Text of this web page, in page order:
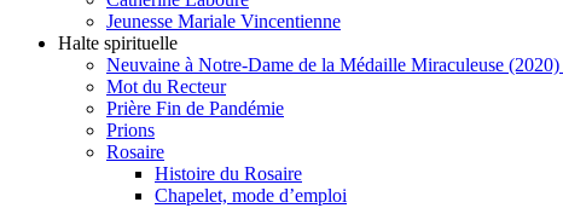
Jeunesse Mariale Vincentienne
Halte spirituelle
Neuvaine à Notre-Dame de la Médaille Miraculeuse
Mot du Recteur
Prière Fin de Pandémie
Prions
Rosaire
Histoire du Rosaire
Chapelet, mode d’emploi